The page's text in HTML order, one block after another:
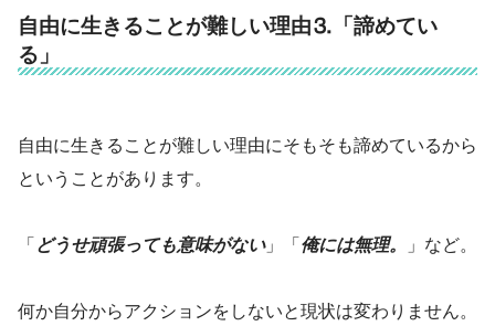
自由に生きることが難しい理由⒊「諦めてい
る」
自由に生きることが難しい理由にそもそも諦めているから
ということがあります。
「 どうせ頑張っても意味がない」「 俺には無理。 」など。
何か自分からアクションをしないと現状は変わりません。